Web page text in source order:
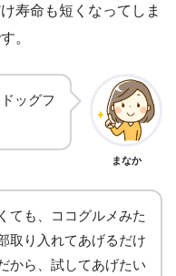
寿命も短くなってしま
。
ッグフ
まなか
ても、ココグルメみた
取り入れてあげるだけ
から、試してあげたい